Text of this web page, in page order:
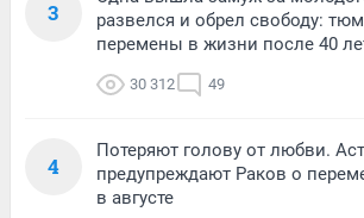
3
развелся и обрел свободу:
перемены в жизни после 40
30 312 49
4
Потеряют голову от любви.
предупреждают Раков о
в августе